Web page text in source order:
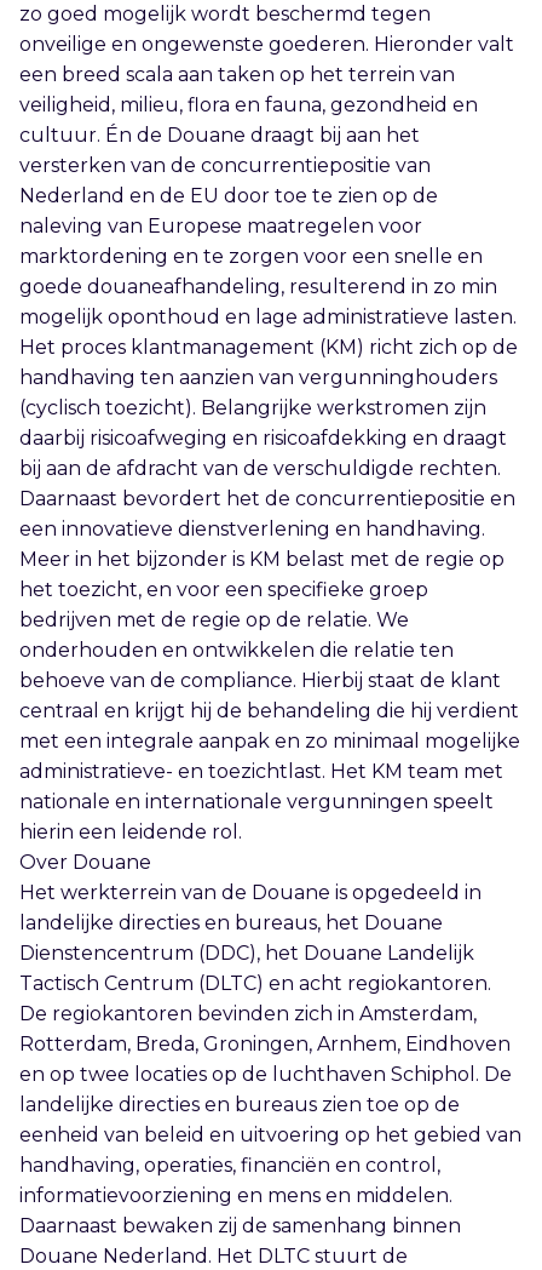
zo goed mogelijk wordt beschermd tegen
onveilige en ongewenste goederen. Hieronder valt
een breed scala aan taken op het terrein van
veiligheid, milieu, flora en fauna, gezondheid en
cultuur. Én de Douane draagt bij aan het
versterken van de concurrentiepositie van
Nederland en de EU door toe te zien op de
naleving van Europese maatregelen voor
marktordening en te zorgen voor een snelle en
goede douaneafhandeling, resulterend in zo min
mogelijk oponthoud en lage administratieve lasten.
Het proces klantmanagement (KM) richt zich op de
handhaving ten aanzien van vergunninghouders
(cyclisch toezicht). Belangrijke werkstromen zijn
daarbij risicoafweging en risicoafdekking en draagt
bij aan de afdracht van de verschuldigde rechten.
Daarnaast bevordert het de concurrentiepositie en
een innovatieve dienstverlening en handhaving.
Meer in het bijzonder is KM belast met de regie op
het toezicht, en voor een specifieke groep
bedrijven met de regie op de relatie. We
onderhouden en ontwikkelen die relatie ten
behoeve van de compliance. Hierbij staat de klant
centraal en krijgt hij de behandeling die hij verdient
met een integrale aanpak en zo minimaal mogelijke
administratieve- en toezichtlast. Het KM team met
nationale en internationale vergunningen speelt
hierin een leidende rol.
Over Douane
Het werkterrein van de Douane is opgedeeld in
landelijke directies en bureaus, het Douane
Dienstencentrum (DDC), het Douane Landelijk
Tactisch Centrum (DLTC) en acht regiokantoren.
De regiokantoren bevinden zich in Amsterdam,
Rotterdam, Breda, Groningen, Arnhem, Eindhoven
en op twee locaties op de luchthaven Schiphol. De
landelijke directies en bureaus zien toe op de
eenheid van beleid en uitvoering op het gebied van
handhaving, operaties, financiën en control,
informatievoorziening en mens en middelen.
Daarnaast bewaken zij de samenhang binnen
Douane Nederland. Het DLTC stuurt de